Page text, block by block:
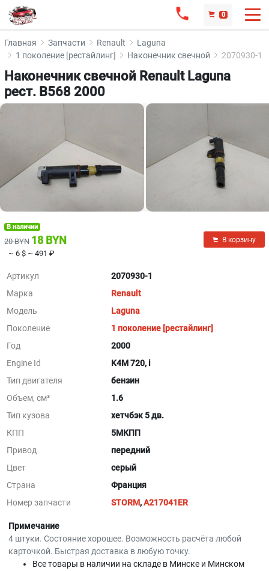
0
Главная Запчасти Renault
Laguna
1 поколение [рестайлинг]
Наконечник свечной 2070930-1
Наконечник свечной Renault Laguna
рест. B568 2000
В наличии
20 BYN 18 BYN
~ 6 $ ~ 491 ₽
В корзину
Артикул
2070930-1
Марка
Renault
Модель
Laguna
Поколение
1 поколение [рестайлинг]
Год
2000
Engine Id
K4M 720, i
Тип двигателя
бензин
Объем, см³
1.6
Тип кузова
хетчбэк 5 дв.
КПП
5МКПП
Привод
передний
Цвет
серый
Страна
Франция
Номер запчасти
STORM,A217041ER
Примечание
4 штуки. Состояние хорошее. Возможность расчёта любой
карточкой. Быстрая доставка в любую точку.
Все товары в наличии на складе в Минскe и Минском